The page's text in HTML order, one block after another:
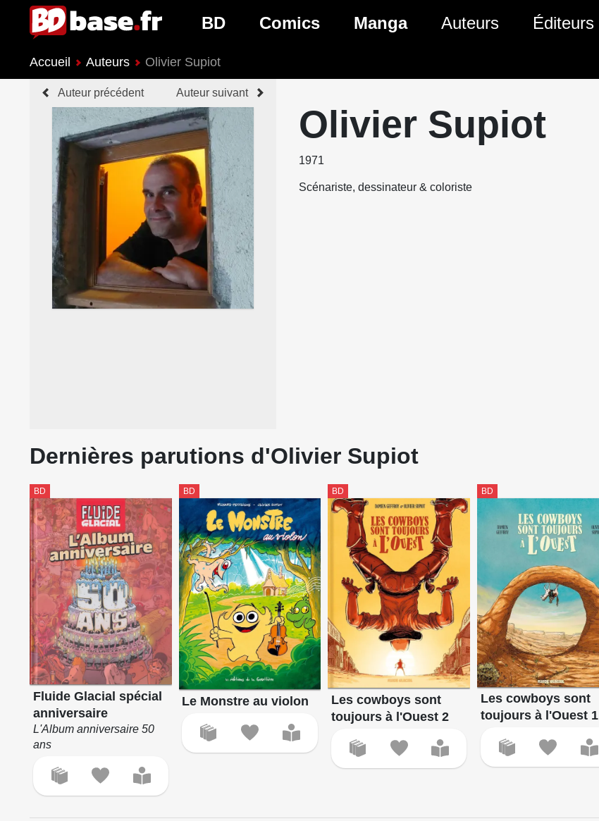
BD
Nouveautés BD
Prochaines sorties BD
Genres BD
Comics
Genres Comics
Manga
Genres Manga
Auteurs Éditeurs
Accueil Auteurs Olivier Supiot
Auteur précédent Auteur suivant
Olivier Supiot
1971
Scénariste, dessinateur & coloriste
Dernières parutions d'Olivier Supiot
BD
Fluide Glacial spécial
anniversaire
L'Album anniversaire 50
ans
BD
Le Monstre au violon
BD
Les cowboys sont
toujours à l'Ouest 2
BD
Les cowboys sont
toujours à l'Ouest 1